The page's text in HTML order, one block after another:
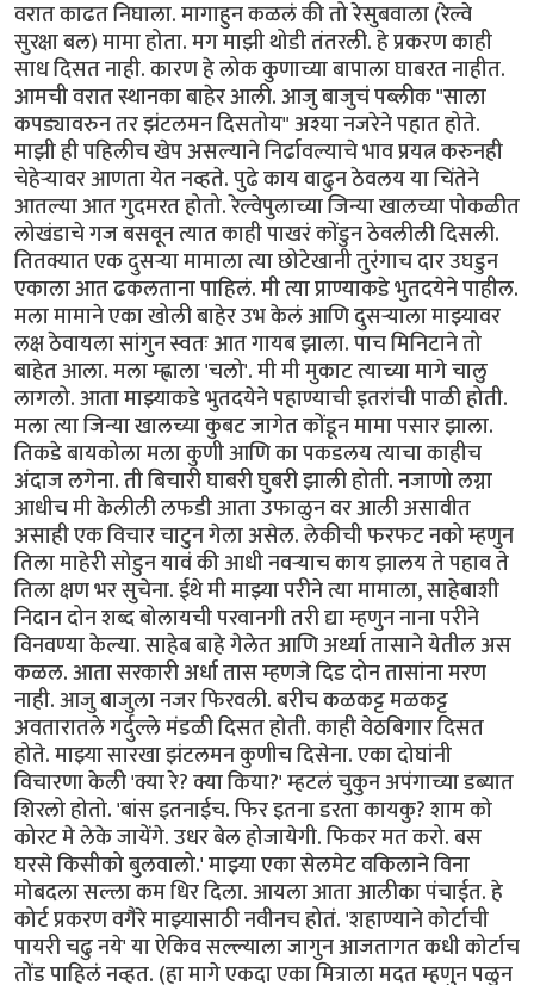
वरात काढत निघाला. मागाहुन कळलं की तो रेसुबवाला (रेल्वे
सुरक्षा बल) मामा होता. मग माझी थोडी तंतरली. हे प्रकरण काही
साध दिसत नाही. कारण हे लोक कुणाच्या बापाला घाबरत नाहीत.
आमची वरात स्थानका बाहेर आली. आजु बाजुचं पब्लीक "साला
कपड्यावरुन तर झंटलमन दिसतोय" अश्या नजरेने पहात होते.
माझी ही पहिलीच खेप असल्याने निर्ढावल्याचे भाव प्रयत्न करुनही
चेहेर्‍यावर आणता येत नव्हते. पुढे काय वाढुन ठेवलय या चिंतेने
आतल्या आत गुदमरत होतो. रेल्वेपुलाच्या जिन्या खालच्या पोकळीत
लोखंडाचे गज बसवून त्यात काही पाखरं कोंडुन ठेवलीली दिसली.
तितक्यात एक दुसर्‍या मामाला त्या छोटेखानी तुरंगाच दार उघडुन
एकाला आत ढकलताना पाहिलं. मी त्या प्राण्याकडे भुतदयेने पाहील.
मला मामाने एका खोली बाहेर उभ केलं आणि दुसर्‍याला माझ्यावर
लक्ष ठेवायला सांगुन स्वतः आत गायब झाला. पाच मिनिटाने तो
बाहेत आला. मला म्ह्णाला 'चलो'. मी मी मुकाट त्याच्या मागे चालु
लागलो. आता माझ्याकडे भुतदयेने पहाण्याची इतरांची पाळी होती.
मला त्या जिन्या खालच्या कुबट जागेत कोंडून मामा पसार झाला.
तिकडे बायकोला मला कुणी आणि का पकडलय त्याचा काहीच
अंदाज लगेना. ती बिचारी घाबरी घुबरी झाली होती. नजाणो लग्ना
आधीच मी केलीली लफडी आता उफाळुन वर आली असावीत
असाही एक विचार चाटुन गेला असेल. लेकीची फरफट नको म्हणुन
तिला माहेरी सोडुन यावं की आधी नवर्‍याच काय झालय ते पहाव ते
तिला क्षण भर सुचेना. ईथे मी माझ्या परीने त्या मामाला, साहेबाशी
निदान दोन शब्द बोलायची परवानगी तरी द्या म्हणुन नाना परीने
विनवण्या केल्या. साहेब बाहे गेलेत आणि अर्ध्या तासाने येतील अस
कळल. आता सरकारी अर्धा तास म्हणजे दिड दोन तासांना मरण
नाही. आजु बाजुला नजर फिरवली. बरीच कळकट्ट मळकट्ट
अवतारातले गर्दुल्ले मंडळी दिसत होती. काही वेठबिगार दिसत
होते. माझ्या सारखा झंटलमन कुणीच दिसेना. एका दोघांनी
विचारणा केली 'क्या रे? क्या किया?' म्हटलं चुकुन अपंगाच्या डब्यात
शिरलो होतो. 'बांस इतनाईच. फिर इतना डरता कायकु? शाम को
कोरट मे लेके जायेंगे. उधर बेल होजायेगी. फिकर मत करो. बस
घरसे किसीको बुलवालो.' माझ्या एका सेलमेट वकिलाने विना
मोबदला सल्ला कम धिर दिला. आयला आता आलीका पंचाईत. हे
कोर्ट प्रकरण वगैरे माझ्यासाठी नवीनच होतं. 'शहाण्याने कोर्टाची
पायरी चढु नये' या ऐकिव सल्ल्याला जागुन आजतागत कधी कोर्टाच
तोंड पाहिलं नव्हत. (हा मागे एकदा एका मित्राला मदत म्हणुन पळुन